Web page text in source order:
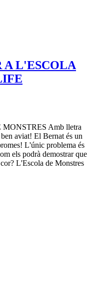
A L'ESCOLA
Amb lletra
aviat! El Bernat és un
L'únic problema és
els podrà demostrar que
L'Escola de Monstres